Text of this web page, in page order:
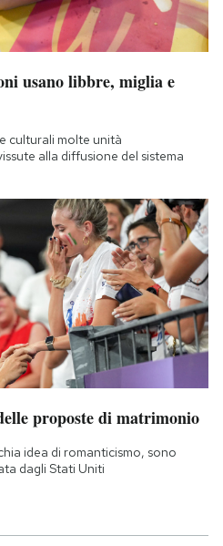
usano libbre, miglia e
culturali molte unità
alla diffusione del sistema
proposte di matrimonio
idea di romanticismo, sono
dagli Stati Uniti